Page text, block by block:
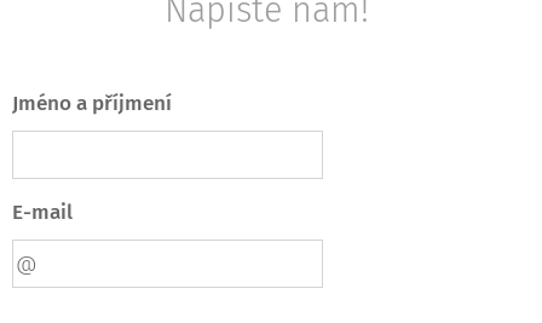
Napište nám!
Jméno a příjmení
E-mail